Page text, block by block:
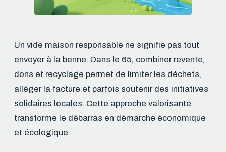
Un vide maison responsable ne signifie pas tout
envoyer à la benne. Dans le 65, combiner revente,
dons et recyclage permet de limiter les déchets,
alléger la facture et parfois soutenir des initiatives
solidaires locales. Cette approche valorisante
transforme le débarras en démarche économique
et écologique.